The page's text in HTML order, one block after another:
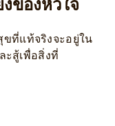
ของหัวใจ
ขที่แท้จริงจะอยู่ใน
สู้เพื่อสิ่งที่